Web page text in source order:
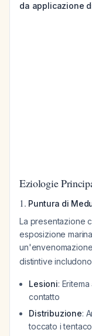
da applicazione
Eziologie
1. Puntura di
La presentazione
esposizione
distintive
Lesioni:
contatto
Distribuzione:
toccato i